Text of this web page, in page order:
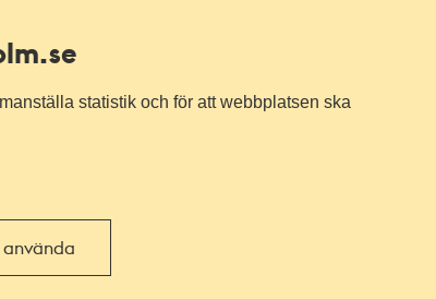
statistik och för att webbplatsen ska